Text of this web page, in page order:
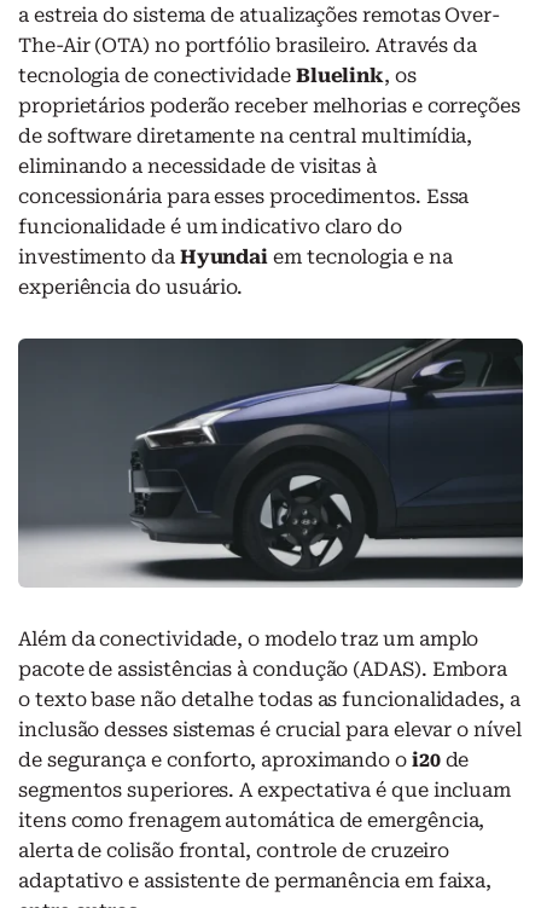
a estreia do sistema de atualizações remotas Over-
The-Air (OTA) no portfólio brasileiro. Através da
tecnologia de conectividade Bluelink, os
proprietários poderão receber melhorias e correções
de software diretamente na central multimídia,
eliminando a necessidade de visitas à
concessionária para esses procedimentos. Essa
funcionalidade é um indicativo claro do
investimento da Hyundai em tecnologia e na
experiência do usuário.
Além da conectividade, o modelo traz um amplo
pacote de assistências à condução (ADAS). Embora
o texto base não detalhe todas as funcionalidades, a
inclusão desses sistemas é crucial para elevar o nível
de segurança e conforto, aproximando o i20de
segmentos superiores. A expectativa é que incluam
itens como frenagem automática de emergência,
alerta de colisão frontal, controle de cruzeiro
adaptativo e assistente de permanência em faixa,